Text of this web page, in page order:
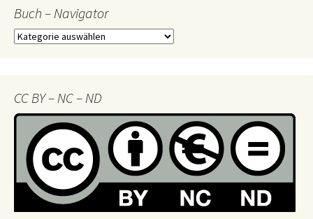
Buch – Navigator
Buch
CC BY – NC – ND